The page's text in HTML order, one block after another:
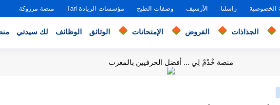
الخصوصية راسلنا الأرشيف وصفات الطبخ مؤسسات الريادة Tarl منصة مرزوكة
الجذاذات الفروض الإمتحانات الوثائق الوظائف لك سيدتي
منصة خْدْمْ لِي ... أفضل الحرفيين بالمغرب